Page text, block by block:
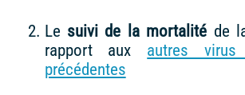
Le suivi de la mortalité de
rapport aux autres
précédentes